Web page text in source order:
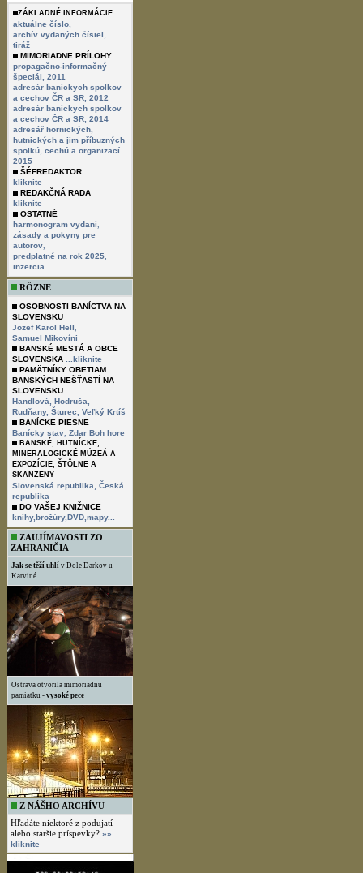
ZÁKLADNÉ INFORMÁCIE
aktuálne číslo,
archív vydaných čísiel,
tiráž
MIMORIADNE PRÍLOHY
propagačno-informačný
špeciál, 2011
adresár baníckych spolkov
a cechov ČR a SR, 2012
adresár baníckych spolkov
a cechov ČR a SR, 2014
adresář hornických,
hutnických a jim příbuzných
spolkú, cechú a organizací...
2015
ŠÉFREDAKTOR
kliknite
REDAKČNÁ RADA
kliknite
OSTATNÉ
harmonogram vydaní
zásady a pokyny pre
autorov
predplatné na rok 2025
inzercia
RÔZNE
OSOBNOSTI BANÍCTVA NA
SLOVENSKU
Jozef Karol Hell
Samuel Mikovíni
BANSKÉ MESTÁ A OBCE
SLOVENSKA
...kliknite
PAMÄTNÍKY OBETIAM
BANSKÝCH NEŠŤASTÍ NA
SLOVENSKU
Handlová,
Hodruša,
Rudňany, Šturec,
Veľký Krtíš
BANÍCKE PIESNE
Banícky stav Zdar Boh hore
BANSKÉ, HUTNÍCKE,
MINERALOGICKÉ MÚZEÁ A
EXPOZÍCIE, ŠTÔLNE A
SKANZENY
Slovenská republika,
Česká
republika
DO VAŠEJ KNIŽNICE
knihy,brožúry,DVD,mapy...
ZAUJÍMAVOSTI ZO
ZAHRANIČIA
Jak se těží uhlí v Dole Darkov u
Karviné
Ostrava otvorila mimoriadnu
pamiatku - vysoké pece
Z NÁŠHO ARCHÍVU
Hľadáte niektoré z podujatí
alebo staršie príspevky? »»
kliknite